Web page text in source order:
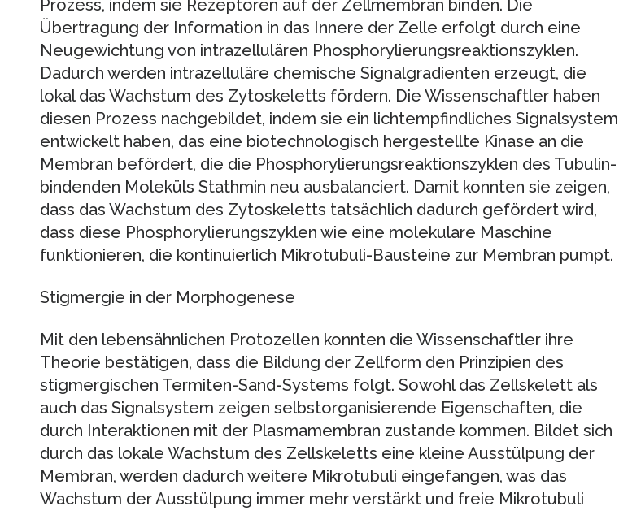
Prozess, indem sie Rezeptoren auf der Zellmembran binden. Die
Übertragung der Information in das Innere der Zelle erfolgt durch eine
Neugewichtung von intrazellulären Phosphorylierungsreaktionszyklen.
Dadurch werden intrazelluläre chemische Signalgradienten erzeugt, die
lokal das Wachstum des Zytoskeletts fördern. Die Wissenschaftler haben
diesen Prozess nachgebildet, indem sie ein lichtempfindliches Signalsystem
entwickelt haben, das eine biotechnologisch hergestellte Kinase an die
Membran befördert, die die Phosphorylierungsreaktionszyklen des Tubulin-
bindenden Moleküls Stathmin neu ausbalanciert. Damit konnten sie zeigen,
dass das Wachstum des Zytoskeletts tatsächlich dadurch gefördert wird,
dass diese Phosphorylierungszyklen wie eine molekulare Maschine
funktionieren, die kontinuierlich Mikrotubuli-Bausteine zur Membran pumpt.
Stigmergie in der Morphogenese
Mit den lebensähnlichen Protozellen konnten die Wissenschaftler ihre
Theorie bestätigen, dass die Bildung der Zellform den Prinzipien des
stigmergischen Termiten-Sand-Systems folgt. Sowohl das Zellskelett als
auch das Signalsystem zeigen selbstorganisierende Eigenschaften, die
durch Interaktionen mit der Plasmamembran zustande kommen. Bildet sich
durch das lokale Wachstum des Zellskeletts eine kleine Ausstülpung der
Membran, werden dadurch weitere Mikrotubuli eingefangen, was das
Wachstum der Ausstülpung immer mehr verstärkt und freie Mikrotubuli